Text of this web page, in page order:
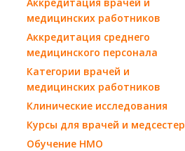
медицинских работников
Аккредитация среднего
медицинского персонала
Категории врачей и
медицинских работников
Клинические исследования
Курсы для врачей и медсестер
Обучение НМО